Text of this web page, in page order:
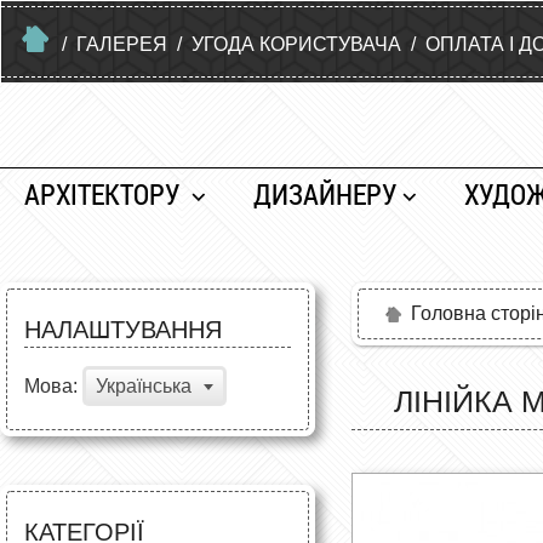
/ ГАЛЕРЕЯ / УГОДА КОРИСТУВАЧА / ОПЛАТА І
АРХІТЕКТОРУ ДИЗАЙНЕРУ
НАЛАШТУВАННЯ
Мова: Українська
КАТЕГОРІЇ
Головна
ЛІНІЙКА